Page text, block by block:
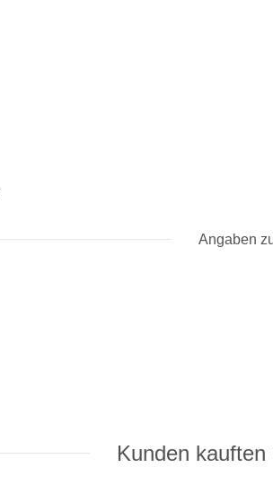
Angaben
Kunden